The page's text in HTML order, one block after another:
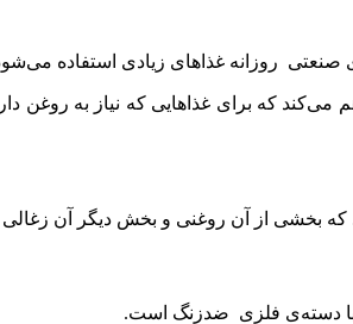
روزانه غذاهای زیادی استفاده
که برای غذاهایی که نیاز به روغن
بخشی از آن روغنی و بخش دیگر آن
با دسته‌ی فلزی ضدزنگ است.